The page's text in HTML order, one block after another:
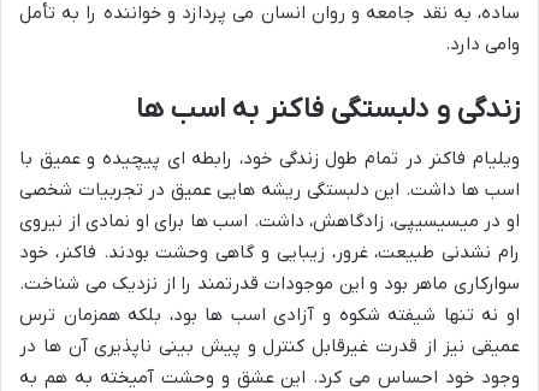
ساده، به نقد جامعه و روان انسان می پردازد و خواننده را به تأمل
وامی دارد.
زندگی و دلبستگی فاکنر به اسب ها
ویلیام فاکنر در تمام طول زندگی خود، رابطه ای پیچیده و عمیق با
اسب ها داشت. این دلبستگی ریشه هایی عمیق در تجربیات شخصی
او در میسیسیپی، زادگاهش، داشت. اسب ها برای او نمادی از نیروی
رام نشدنی طبیعت، غرور، زیبایی و گاهی وحشت بودند. فاکنر، خود
سوارکاری ماهر بود و این موجودات قدرتمند را از نزدیک می شناخت.
او نه تنها شیفته شکوه و آزادی اسب ها بود، بلکه همزمان ترس
عمیقی نیز از قدرت غیرقابل کنترل و پیش بینی ناپذیری آن ها در
وجود خود احساس می کرد. این عشق و وحشت آمیخته به هم به